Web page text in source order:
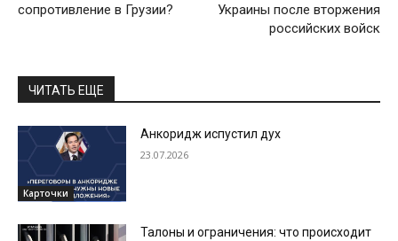
сопротивление в Грузии?
Украины после вторжения
российских войск
ЧИТАТЬ ЕЩЕ
Карточки
Анкоридж испустил дух
23.07.2026
Талоны и ограничения: что происходит